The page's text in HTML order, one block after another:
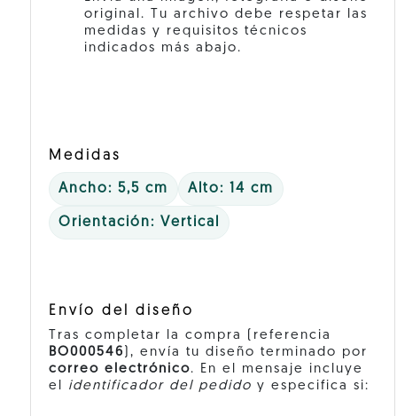
original. Tu archivo debe respetar las
medidas y requisitos técnicos
indicados más abajo.
Medidas
Ancho: 5,5 cm Alto: 14 cm
Orientación: Vertical
Envío del diseño
Tras completar la compra (referencia
BO000546 ), envía tu diseño terminado por
correo electrónico. En el mensaje incluye
el identificador del pedido y especifica si: